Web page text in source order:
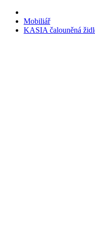
Mobiliář
KASIA čalouněná